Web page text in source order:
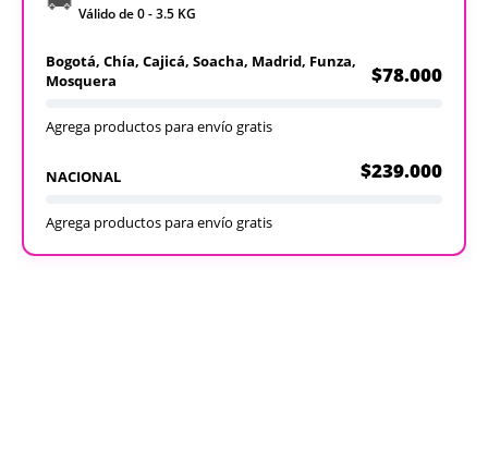
Válido de 0 - 3.5 KG
Bogotá, Chía, Cajicá, Soacha, Madrid, Funza,
Mosquera
$78.000
Agrega productos para envío gratis
NACIONAL $239.000
Agrega productos para envío gratis